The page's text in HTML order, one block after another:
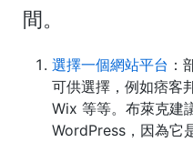
間。
選擇一個網站平台 ：
可供選擇，例如痞客
Wix 等等。布萊克建
WordPress，因為它